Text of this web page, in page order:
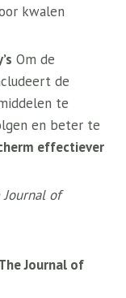
kwalen
Om de
de
te
en beter te
effectiever
Journal of
Journal of